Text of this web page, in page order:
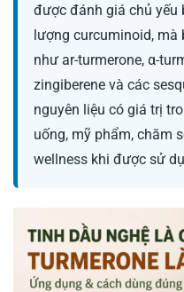
được đánh giá chủ yếu
lượng curcuminoid, mà
như ar-turmerone, α-
zingiberene và các
nguyên liệu có giá trị
uống, mỹ phẩm, chăm
wellness khi được sử